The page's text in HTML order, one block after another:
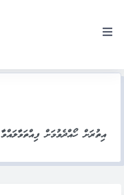
އިތުރަށް ހޯއްދެވުމަށް ފިއްތަވާލައްވާ